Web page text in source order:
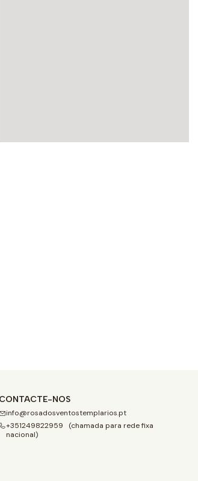
CONTACTE-NOS
info@rosadosventostemplarios.pt
+351249822959 (chamada para rede fixa
nacional)